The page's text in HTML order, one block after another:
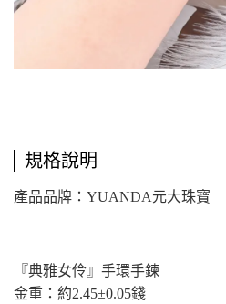
規格說明
產品品牌：YUANDA元大珠寶
『典雅女伶』手環手鍊
金重：約2.45±0.05錢